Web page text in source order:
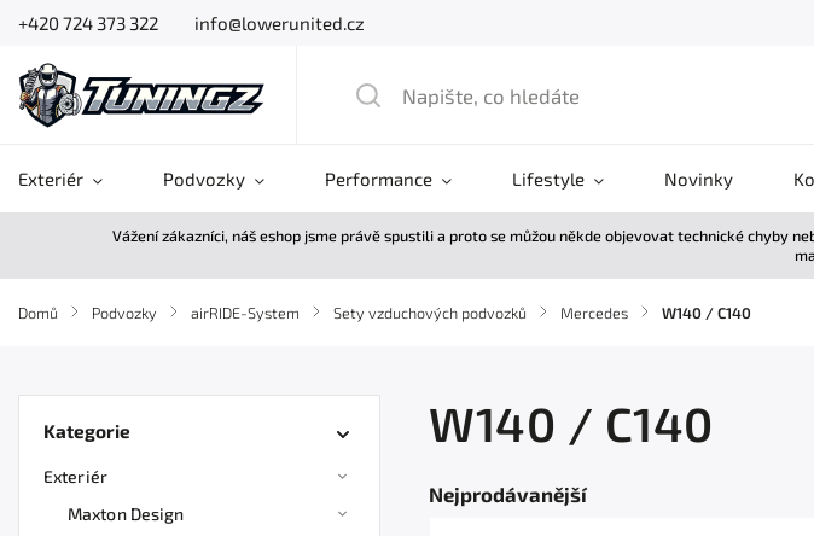
+420 724 373 322 info@lowerunited.cz
Exteriér Podvozky Performance Lifestyle Novinky
Vážení zákazníci, náš eshop jsme právě spustili a proto se můžou někde objevovat technické chyby
Domů / Podvozky / airRIDE-System / Sety vzduchových podvozků / Mercedes / W140 / C140
Kategorie
Exteriér
Maxton Design
W140 / C140
Nejprodávanější